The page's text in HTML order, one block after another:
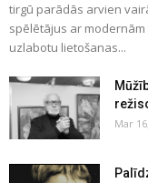
tirgū parādās arvien
spēlētājus ar
uzlabotu lietošanas...
Mar